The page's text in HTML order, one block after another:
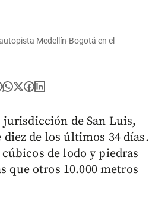
Medellín-Bogotá en el
de San Luis,
de los últimos 34 días.
de lodo y piedras
que otros 10.000 metros